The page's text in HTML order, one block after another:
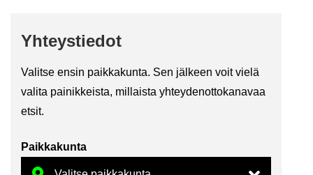
Yh­teys­tie­dot
Va­lit­se ensin paik­ka­kun­ta. Sen jäl­keen voit vielä
va­li­ta pai­nik­keis­ta, mil­lais­ta yh­tey­den­ot­to­ka­na­vaa
etsit.
Paik­ka­kun­ta